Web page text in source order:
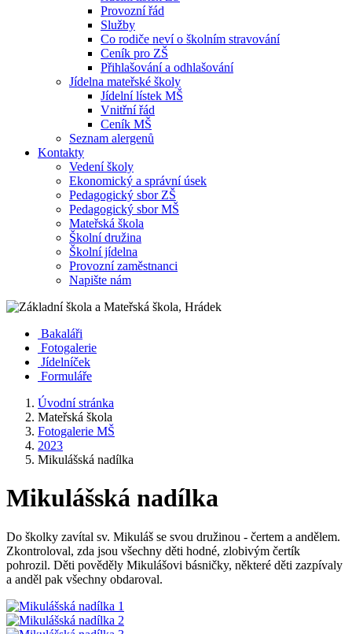
Provozní řád
Služby
Co rodiče neví o školním stravování
Ceník pro ZŠ
Přihlašování a odhlašování
Jídelna mateřské školy
Jídelní lístek MŠ
Vnitřní řád
Ceník MŠ
Seznam alergenů
Kontakty
Vedení školy
Ekonomický a správní úsek
Pedagogický sbor ZŠ
Pedagogický sbor MŠ
Mateřská škola
Školní družina
Školní jídelna
Provozní zaměstnanci
Napište nám
Bakaláři
Fotogalerie
Jídelníček
Formuláře
Úvodní stránka
Mateřská škola
Fotogalerie MŠ
2023
Mikulášská nadílka
Mikulášská nadílka
Do školky zavítal sv. Mikuláš se svou družinou - čertem a andělem.
Zkontroloval, zda jsou všechny děti hodné, zlobivým čertík
pohrozil. Děti pověděly Mikulášovi básničky, některé děti zazpívaly
a anděl pak všechny obdaroval.